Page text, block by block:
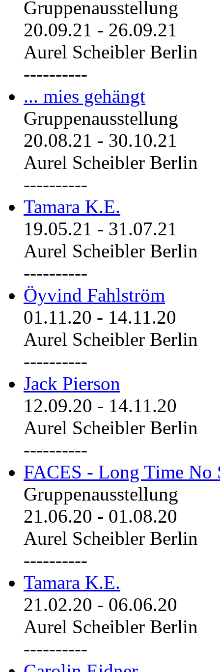
Gruppenausstellung
20.09.21 - 26.09.21
Aurel Scheibler Berlin
----------
... mies gehängt
Gruppenausstellung
20.08.21 - 30.10.21
Aurel Scheibler Berlin
----------
Tamara K.E.
19.05.21 - 31.07.21
Aurel Scheibler Berlin
----------
Öyvind Fahlström
01.11.20 - 14.11.20
Aurel Scheibler Berlin
----------
Jack Pierson
12.09.20 - 14.11.20
Aurel Scheibler Berlin
----------
FACES - Long Time No
Gruppenausstellung
21.06.20 - 01.08.20
Aurel Scheibler Berlin
----------
Tamara K.E.
21.02.20 - 06.06.20
Aurel Scheibler Berlin
----------